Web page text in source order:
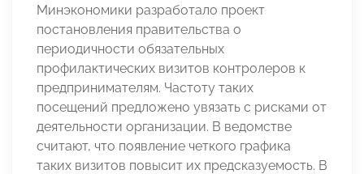
Минэкономики разработало проект
постановления правительства о
периодичности обязательных
профилактических визитов контролеров к
предпринимателям. Частоту таких
посещений предложено увязать с рисками от
деятельности организации. В ведомстве
считают, что появление четкого графика
таких визитов повысит их предсказуемость. В